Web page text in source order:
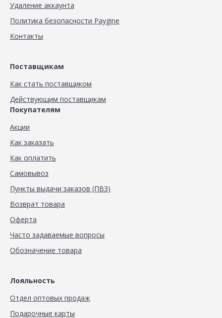
Удаление аккаунта
Политика безопасности Paygine
Контакты
Поставщикам
Как стать поставщиком
Действующим поставщикам
Покупателям
Акции
Как заказать
Как оплатить
Самовывоз
Пункты выдачи заказов (ПВЗ)
Возврат товара
Оферта
Часто задаваемые вопросы
Обозначение товара
Лояльность
Отдел оптовых продаж
Подарочные карты